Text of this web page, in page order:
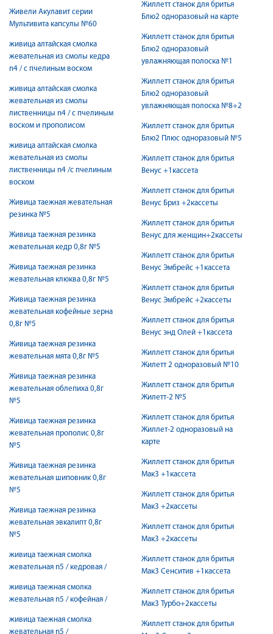
Живели Акулавит серии
Мультивита капсулы №60
живица алтайская смолка
жевательная из смолы кедра
n4 / с пчелиным воском
живица алтайская смолка
жевательная из смолы
лиственницы n4 / с пчелиным
воском и прополисом
живица алтайская смолка
жевательная из смолы
лиственницы n4 /с пчелиным
воском
Живица таежная жевательная
резинка №5
Живица таежная резинка
жевательная кедр 0,8г №5
Живица таежная резинка
жевательная клюква 0,8г №5
Живица таежная резинка
жевательная кофейные зерна
0,8г №5
Живица таежная резинка
жевательная мята 0,8г №5
Живица таежная резинка
жевательная облепиха 0,8г
№5
Живица таежная резинка
жевательная прополис 0,8г
№5
Живица таежная резинка
жевательная шиповник 0,8г
№5
Живица таежная резинка
жевательная эвкалипт 0,8г
№5
живица таежная смолка
жевательная n5 / кедровая /
живица таежная смолка
жевательная n5 / кофейная /
живица таежная смолка
жевательная n5 /
Жиллетт станок для бритья
Блю2 одноразовый на карте
Жиллетт станок для бритья
Блю2 одноразовый
увлажняющая полоска №1
Жиллетт станок для бритья
Блю2 одноразовый
увлажняющая полоска №8+2
Жиллетт станок для бритья
Блю2 Плюс одноразовый №5
Жиллетт станок для бритья
Венус +1кассета
Жиллетт станок для бритья
Венус Бриз +2кассеты
Жиллетт станок для бритья
Венус для женщин+2кассеты
Жиллетт станок для бритья
Венус Эмбрейс +1кассета
Жиллетт станок для бритья
Венус Эмбрейс +2кассеты
Жиллетт станок для бритья
Венус энд Олей +1кассета
Жиллетт станок для бритья
Жилeтт 2 одноразовый №10
Жиллетт станок для бритья
Жилетт-2 №5
Жиллетт станок для бритья
Жиллет-2 одноразовый на
карте
Жиллетт станок для бритья
Мак3 +1кассета
Жиллетт станок для бритья
Мак3 +2кассеты
Жиллетт станок для бритья
Мак3 +2кассеты
Жиллетт станок для бритья
Мак3 Сенситив +1кассета
Жиллетт станок для бритья
Мак3 Турбо+2кассеты
Жиллетт станок для бритья